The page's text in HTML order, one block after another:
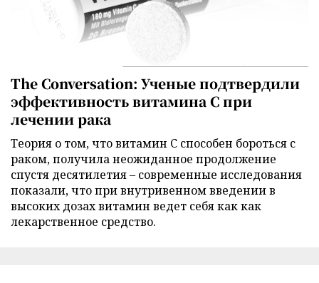
The Conversation: Ученые подтвердили
эффективность витамина C при
лечении рака
Теория о том, что витамин C способен бороться с
раком, получила неожиданное продолжение
спустя десятилетия – современные исследования
показали, что при внутривенном введении в
высоких дозах витамин ведет себя как как
лекарственное средство.